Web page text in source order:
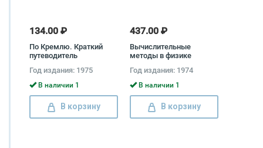
134.00 ₽
По Кремлю. Краткий
путеводитель
Год издания: 1975
В наличии 1
В корзину
437.00 ₽
Вычислительные
методы в физике
молекулярных
столкновений
Год издания: 1974
В наличии 1
В корзину